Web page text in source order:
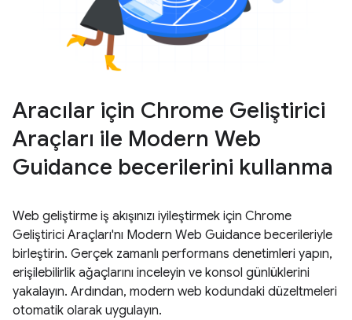
Aracılar için Chrome Geliştirici
Araçları ile Modern Web
Guidance becerilerini kullanma
Web geliştirme iş akışınızı iyileştirmek için Chrome
Geliştirici Araçları'nı Modern Web Guidance becerileriyle
birleştirin. Gerçek zamanlı performans denetimleri yapın,
erişilebilirlik ağaçlarını inceleyin ve konsol günlüklerini
yakalayın. Ardından, modern web kodundaki düzeltmeleri
otomatik olarak uygulayın.